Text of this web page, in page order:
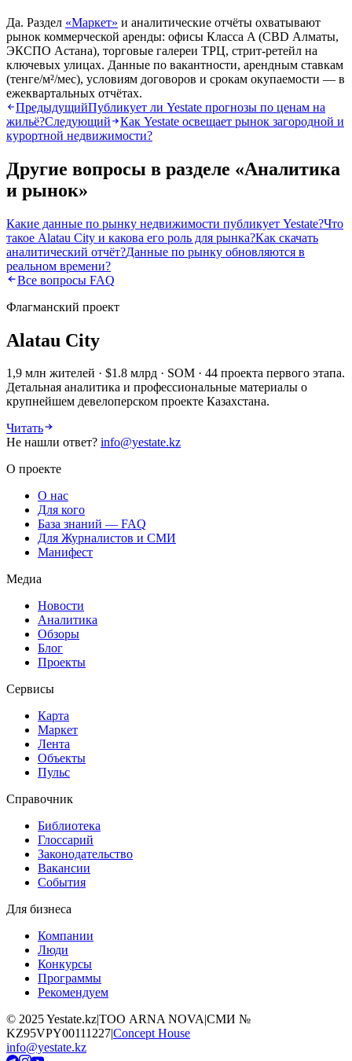
Да. Раздел «Маркет» и аналитические отчёты охватывают
рынок коммерческой аренды: офисы Класса A (CBD Алматы,
ЭКСПО Астана), торговые галереи ТРЦ, стрит-ретейл на
ключевых улицах. Данные по вакантности, арендным ставкам
(тенге/м²/мес), условиям договоров и срокам окупаемости — в
ежеквартальных отчётах.
ПредыдущийПубликует ли Yestate прогнозы по ценам на
жильё?Следующий
Как Yestate освещает рынок загородной и
курортной недвижимости?
Другие вопросы в разделе «Аналитика
и рынок»
Какие данные по рынку недвижимости публикует Yestate?Что
такое Alatau City и какова его роль для рынка?Как скачать
аналитический отчёт?Данные по рынку обновляются в
реальном времени?
Все вопросы FAQ
Флагманский проект
Alatau City
1,9 млн жителей · $1.8 млрд · SOM · 44 проекта первого этапа.
Детальная аналитика и профессиональные материалы о
крупнейшем девелоперском проекте Казахстана.
Читать
Не нашли ответ? info@yestate.kz
О проекте
О нас
Для кого
База знаний — FAQ
Для Журналистов и СМИ
Манифест
Медиа
Новости
Аналитика
Обзоры
Блог
Проекты
Сервисы
Карта
Маркет
Лента
Объекты
Пульс
Справочник
Библиотека
Глоссарий
Законодательство
Вакансии
События
Для бизнеса
Компании
Люди
Конкурсы
Программы
Рекомендуем
© 2025Yestate.kz|ТОО ARNA NOVA|СМИ №
KZ95VPY00111227|Concept House
info@yestate.kz